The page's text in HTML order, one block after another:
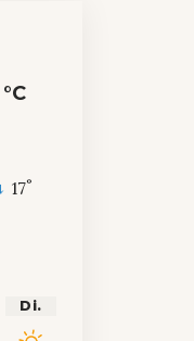
°C
17°
Di.